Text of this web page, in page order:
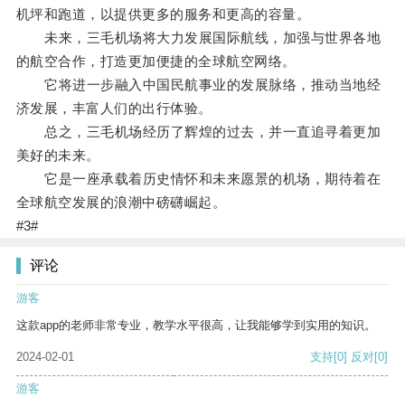
机坪和跑道，以提供更多的服务和更高的容量。
未来，三毛机场将大力发展国际航线，加强与世界各地
的航空合作，打造更加便捷的全球航空网络。
它将进一步融入中国民航事业的发展脉络，推动当地经
济发展，丰富人们的出行体验。
总之，三毛机场经历了辉煌的过去，并一直追寻着更加
美好的未来。
它是一座承载着历史情怀和未来愿景的机场，期待着在
全球航空发展的浪潮中磅礴崛起。
#3#
评论
游客
这款app的老师非常专业，教学水平很高，让我能够学到实用的知识。
2024-02-01 支持[0] 反对[0]
游客